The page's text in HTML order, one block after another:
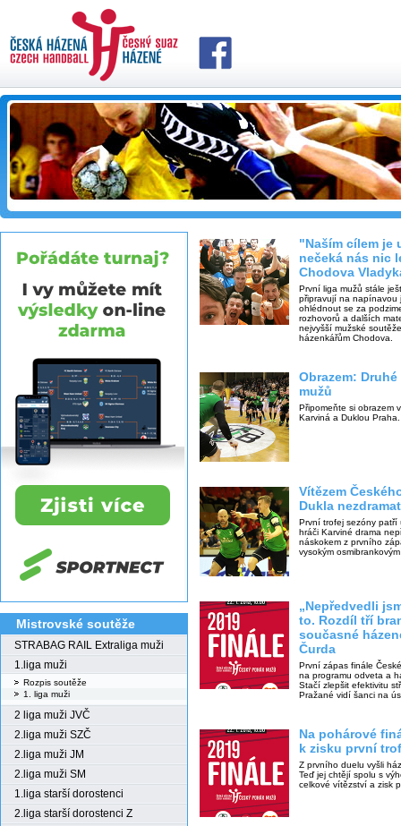
Mistrovské soutěže
STRABAG RAIL Extraliga muži
1.liga muži
Rozpis soutěže
1. liga muži
2 liga muži JVČ
2.liga muži SZČ
2.liga muži JM
2.liga muži SM
1.liga starší dorostenci
2.liga starší dorostenci Z
"Naším cílem je
nečeká nás nic
Chodova
První liga mužů stále
připravují na napínavou
ohlédnout se za
rozhovorů a dalších
nejvyšší mužské
házenkářům Chodova.
Obrazem:
mužů
Připomeňte si obrazem
Karviná a Duklou
Vítězem
Dukla
První trofej sezóny patří
hráči Karviné drama
náskokem z prvního
vysokým
„Nepředvedli
to. Rozdíl tří
současné
Čurda
První zápas finále
na programu odveta a
Stačí zlepšit efektivitu
Pražané vidí šanci na
Na pohárové
k zisku první
Z prvního duelu vyšli
Teď jej chtějí spolu s
celkové vítězství a zisk